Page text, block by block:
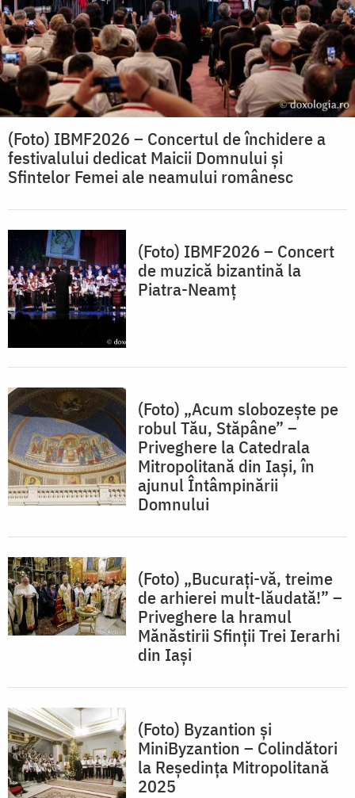
(Foto) IBMF2026 – Concertul de închidere a
festivalului dedicat Maicii Domnului și
Sfintelor Femei ale neamului românesc
(Foto) IBMF2026 – Concert
de muzică bizantină la
Piatra-Neamț
(Foto) „Acum slobozeşte pe
robul Tău, Stăpâne” –
Priveghere la Catedrala
Mitropolitană din Iași, în
ajunul Întâmpinării
Domnului
(Foto) „Bucurați-vă, treime
de arhierei mult-lăudată!” –
Priveghere la hramul
Mănăstirii Sfinții Trei Ierarhi
din Iași
(Foto) Byzantion și
MiniByzantion – Colindători
la Reședința Mitropolitană
2025